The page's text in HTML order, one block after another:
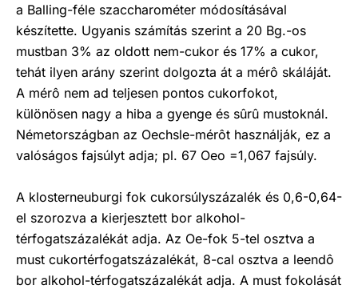
a Balling-féle szaccharométer módosításával
készítette. Ugyanis számítás szerint a 20 Bg.-os
mustban 3% az oldott nem-cukor és 17% a cukor,
tehát ilyen arány szerint dolgozta át a mérô skáláját.
A mérô nem ad teljesen pontos cukorfokot,
különösen nagy a hiba a gyenge és sûrû mustoknál.
Németországban az Oechsle-mérôt használják, ez a
valóságos fajsúlyt adja; pl. 67 Oeo =1,067 fajsúly.
A klosterneuburgi fok cukorsúlyszázalék és 0,6-0,64-
el szorozva a kierjesztett bor alkohol-
térfogatszázalékát adja. Az Oe-fok 5-tel osztva a
must cukortérfogatszázalékát, 8-cal osztva a leendô
bor alkohol-térfogatszázalékát adja. A must fokolását